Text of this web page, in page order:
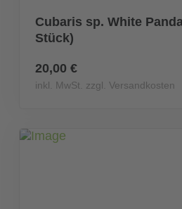
Cubaris sp. White
Stück)
20,00 €
inkl. MwSt. zzgl. Versandkosten